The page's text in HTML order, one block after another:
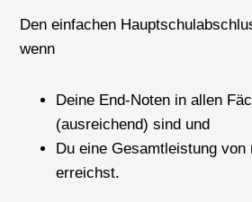
Den einfachen
wenn
Deine End-Noten in allen
(ausreichend) sind und
Du eine Gesamtleistung
erreichst.